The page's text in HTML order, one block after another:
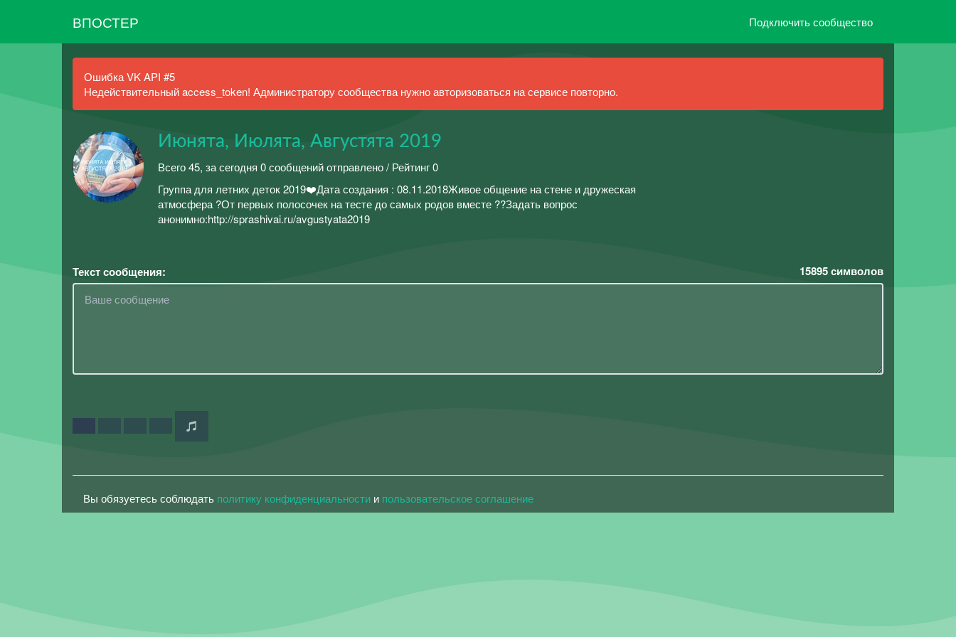
ВПОСТЕР Подключить сообщество
Ошибка VK API #5
Недействительный access_token! Администратору сообщества нужно авторизоваться на сервисе повторно.
Июнята, Июлята, Августята 2019
Всего 45, за сегодня 0 сообщений отправлено / Рейтинг 0
Группа для летних деток 2019❤️Дата создания : 08.11.2018Живое общение на стене и дружеская
атмосфера ?От первых полосочек на тесте до самых родов вместе ??Задать вопрос
анонимно:http://sprashivai.ru/avgustyata2019
Текст сообщения: 15895символов
Вы обязуетесь соблюдать политику конфиденциальности и пользовательское соглашение